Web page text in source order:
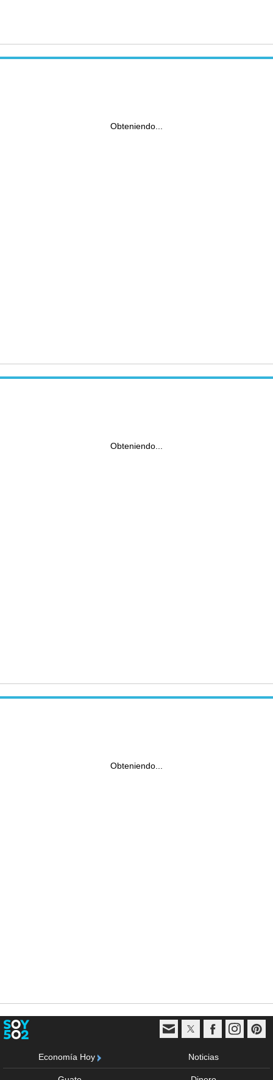
Obteniendo...
Obteniendo...
Obteniendo...
Economía Hoy Noticias